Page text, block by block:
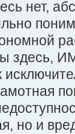
нет,
здесь,
но и